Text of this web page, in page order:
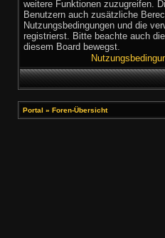
weitere Funktionen zuzugreifen.
Benutzern auch zusätzliche
Nutzungsbedingungen und die
registrierst. Bitte beachte auch
diesem Board bewegst.
Portal » Foren-Übersicht